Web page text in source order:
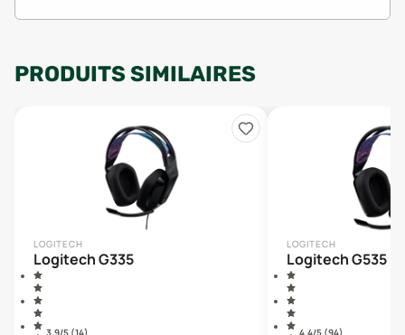
PRODUITS SIMILAIRES
LOGITECH
Logitech G335
3.9/5 (14)
LOGITECH
Logitech G535
4.4/5 (94)